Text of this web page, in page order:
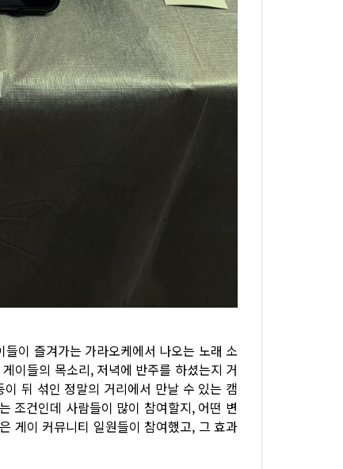
이 즐겨가는 가라오케에서 나오는 노래 소
이들의 목소리, 저녁에 반주를 하셨는지 거
뒤 섞인 정말의 거리에서 만날 수 있는 캠
조건인데 사람들이 많이 참여할지, 어떤 변
게이 커뮤니티 일원들이 참여했고, 그 효과